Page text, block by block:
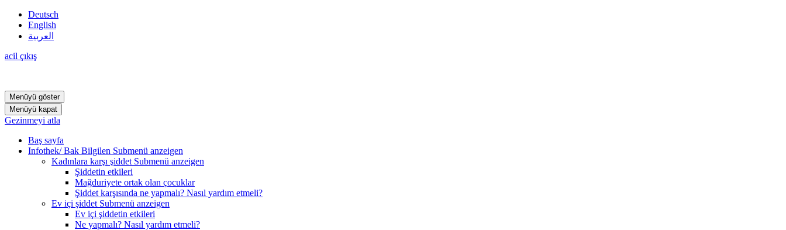
Deutsch
English
العربية
acil çıkış
Menüyü göster
Menüyü kapat
Gezinmeyi atla
Baş sayfa
Infothek/ Bak Bilgilen Submenü anzeigen
Kadınlara karşı şiddet Submenü anzeigen
Şiddetin etkileri
Mağduriyete ortak olan çocuklar
Şiddet karşısında ne yapmalı? Nasıl yardım etmeli?
Ev içi şiddet Submenü anzeigen
Ev içi şiddetin etkileri
Ne yapmalı? Nasıl yardım etmeli?